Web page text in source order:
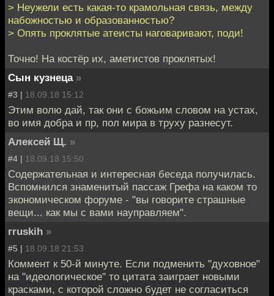
> Неужели есть какая-то крамольная связь, между
набожностью и образованностью?
> Опять проклятые атеисты наговаривают, поди!
Точно! На костёр их, аметистов проклятых!
Сын кузнеца »
#3 | 18.09.18 15:12
Этим волю дай, так они с божьим словом на устах,
во имя добра и пр, пол мира в труху разнесут.
Алексей Щ. »
#4 | 18.09.18 15:50
Содержательная и интересная беседа получилась.
Вспомнился знаменитый пассаж Грефа на каком то
экономическом форуме - "вы говорите страшные
вещи... как мы с вами науправляем".
rruskih »
#5 | 18.09.18 21:53
Коммент к 50-й минуте. Если подменить "духовное"
на "идеологическое" то цитата заиграет новыми
красками, с которой сложно будет не согласиться